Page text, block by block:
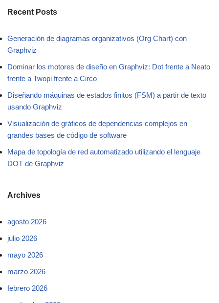
Recent Posts
Generación de diagramas organizativos (Org Chart) con
Graphviz
Dominar los motores de diseño en Graphviz: Dot frente a Neato
frente a Twopi frente a Circo
Diseñando máquinas de estados finitos (FSM) a partir de texto
usando Graphviz
Visualización de gráficos de dependencias complejos en
grandes bases de código de software
Mapa de topología de red automatizado utilizando el lenguaje
DOT de Graphviz
Archives
agosto 2026
julio 2026
mayo 2026
marzo 2026
febrero 2026